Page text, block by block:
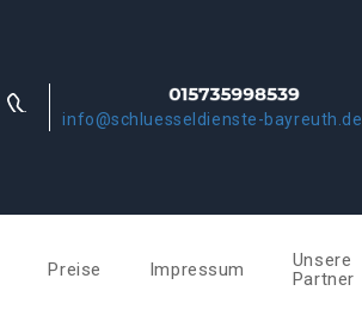
info@schluesseldienste-bayreuth.de
Preise Impressum
Unsere
Partner